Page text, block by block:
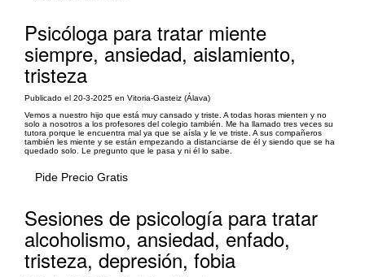
Psicóloga para tratar miente
siempre, ansiedad, aislamiento,
tristeza
Publicado el 20-3-2025 en Vitoria-Gasteiz (Álava)
Vemos a nuestro hijo que está muy cansado y triste. A todas horas mienten y no
solo a nosotros a los profesores del colegio también. Me ha llamado tres veces su
tutora porque le encuentra mal ya que se aísla y le ve triste. A sus compañeros
también les miente y se están empezando a distanciarse de él y siendo que se ha
quedado solo. Le pregunto que le pasa y ni él lo sabe.
Pide Precio Gratis
Sesiones de psicología para tratar
alcoholismo, ansiedad, enfado,
tristeza, depresión, fobia